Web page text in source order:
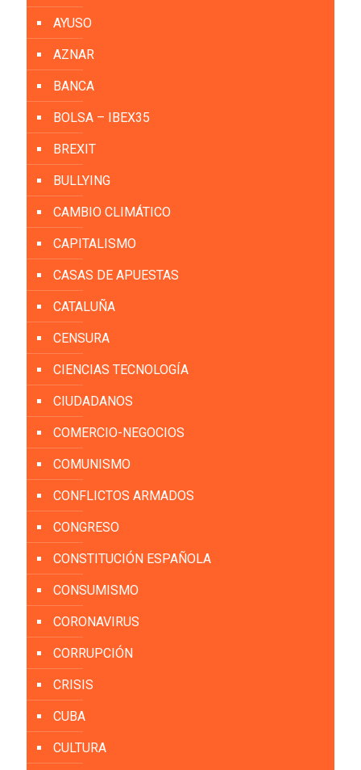
AYUSO
AZNAR
BANCA
BOLSA – IBEX35
BREXIT
BULLYING
CAMBIO CLIMÁTICO
CAPITALISMO
CASAS DE APUESTAS
CATALUÑA
CENSURA
CIENCIAS TECNOLOGÍA
CIUDADANOS
COMERCIO-NEGOCIOS
COMUNISMO
CONFLICTOS ARMADOS
CONGRESO
CONSTITUCIÓN ESPAÑOLA
CONSUMISMO
CORONAVIRUS
CORRUPCIÓN
CRISIS
CUBA
CULTURA